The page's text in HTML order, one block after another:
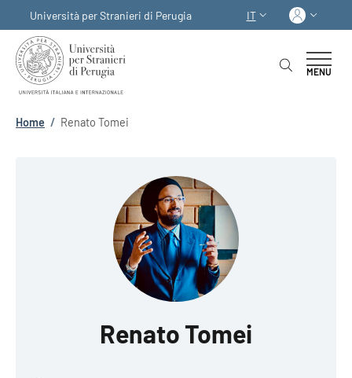
Università per Stranieri di Perugia
SELETTORE LINGUA:
IT
MENU
Briciole di pane
Home / Renato Tomei
Renato Tomei